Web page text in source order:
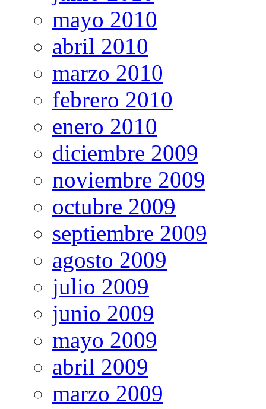
mayo 2010
abril 2010
marzo 2010
febrero 2010
enero 2010
diciembre 2009
noviembre 2009
octubre 2009
septiembre 2009
agosto 2009
julio 2009
junio 2009
mayo 2009
abril 2009
marzo 2009